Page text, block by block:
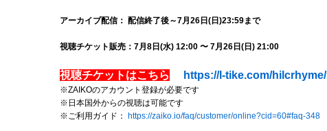
アーカイブ配信： 配信終了後～7月26日(日)23:59まで
視聴チケット販売：7月8日(水) 12:00 〜 7月26日(日) 21:00
視聴チケットはこちら https://l-tike.com/hilcrhyme/
※ZAIKOのアカウント登録が必要です
※日本国外からの視聴は可能です
※ご利用ガイド：
https://zaiko.io/faq/customer/online?cid=60#faq-348